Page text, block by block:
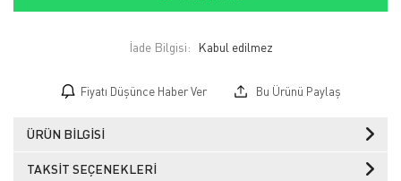
İade Bilgisi:
Fiyatı Düşünce Haber Ver Bu Ürünü Paylaş
ÜRÜN BILGISI
TAKSIT SEÇENEKLERI